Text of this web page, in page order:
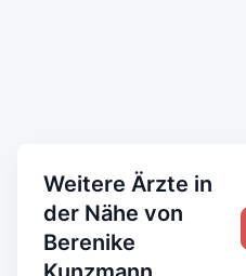
Weitere Ärzte in
der Nähe von
Berenike